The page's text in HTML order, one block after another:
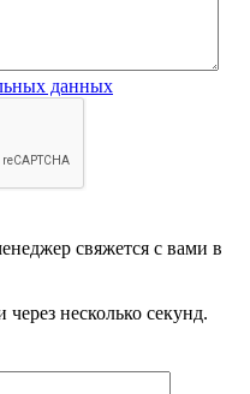
данных
свяжется с вами в
через несколько секунд.